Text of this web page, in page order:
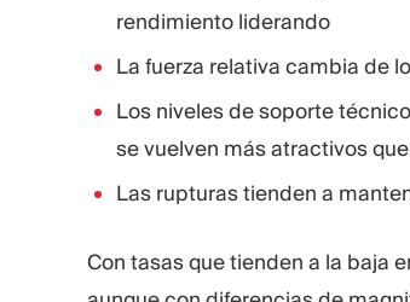
rendimiento liderando
La fuerza relativa cambia de
Los niveles de soporte
se vuelven más atractivos
Las rupturas tienden a
Con tasas que tienden a la baja